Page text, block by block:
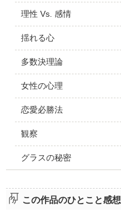
理性 Vs. 感情
揺れる心
多数決理論
女性の心理
恋愛必勝法
観察
グラスの秘密
この作品のひとこと感想